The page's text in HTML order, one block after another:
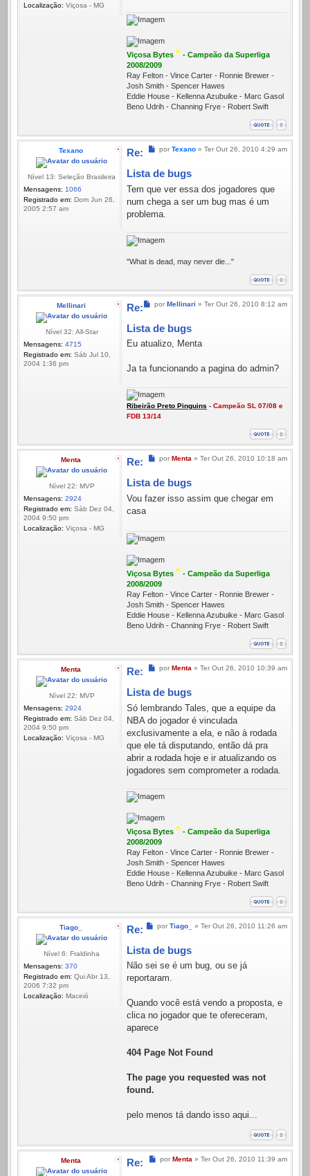
Localização: Viçosa - MG
Viçosa Bytes * - Campeão da Superliga
2008/2009
Ray Felton - Vince Carter - Ronnie Brewer -
Josh Smith - Spencer Hawes
Eddie House - Kellenna Azubuike - Marc Gasol
Beno Udrih - Channing Frye - Robert Swift
Texano
Nível 13: Seleção Brasileira
Mensagens: 1066
Registrado em: Dom Jun 26,
2005 2:57 am
Mensagem
por Texano » Ter Out 26, 2010 4:29 am
Re:
Lista de bugs
Tem que ver essa dos jogadores que
num chega a ser um bug mas é um
problema.
"What is dead, may never die..."
Mellinari
Nível 32: All-Star
Mensagens: 4715
Registrado em: Sáb Jul 10,
2004 1:36 pm
Mensagem
por Mellinari » Ter Out 26, 2010 8:12 am
Re:
Lista de bugs
Eu atualizo, Menta
Ja ta funcionando a pagina do admin?
Ribeirão Preto Pinguins - Campeão SL 07/08 e
FDB 13/14
Menta
Nível 22: MVP
Mensagens: 2924
Registrado em: Sáb Dez 04,
2004 9:50 pm
Localização: Viçosa - MG
Mensagem
por Menta » Ter Out 26, 2010 10:18 am
Re:
Lista de bugs
Vou fazer isso assim que chegar em
casa
Viçosa Bytes * - Campeão da Superliga
2008/2009
Ray Felton - Vince Carter - Ronnie Brewer -
Josh Smith - Spencer Hawes
Eddie House - Kellenna Azubuike - Marc Gasol
Beno Udrih - Channing Frye - Robert Swift
Menta
Nível 22: MVP
Mensagens: 2924
Registrado em: Sáb Dez 04,
2004 9:50 pm
Localização: Viçosa - MG
Mensagem
por Menta » Ter Out 26, 2010 10:39 am
Re:
Lista de bugs
Só lembrando Tales, que a equipe da
NBA do jogador é vinculada
exclusivamente a ela, e não à rodada
que ele tá disputando, então dá pra
abrir a rodada hoje e ir atualizando os
jogadores sem comprometer a rodada.
Viçosa Bytes * - Campeão da Superliga
2008/2009
Ray Felton - Vince Carter - Ronnie Brewer -
Josh Smith - Spencer Hawes
Eddie House - Kellenna Azubuike - Marc Gasol
Beno Udrih - Channing Frye - Robert Swift
Tiago_
Nível 6: Fraldinha
Mensagens: 370
Registrado em: Qui Abr 13,
2006 7:32 pm
Localização: Maceió
Mensagem
por Tiago_ » Ter Out 26, 2010 11:26 am
Re:
Lista de bugs
Não sei se é um bug, ou se já
reportaram.
Quando você está vendo a proposta, e
clica no jogador que te ofereceram,
aparece
404 Page Not Found
The page you requested was not
found.
pelo menos tá dando isso aqui...
Menta Mensagem
por Menta » Ter Out 26, 2010 11:39 am
Re: